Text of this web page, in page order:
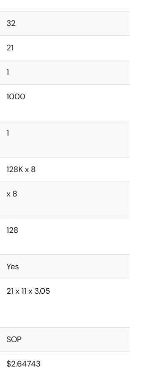
32
21
1
1000
1
128K x 8
x 8
128
Yes
21 x 11 x 3.05
SOP
$2.64743